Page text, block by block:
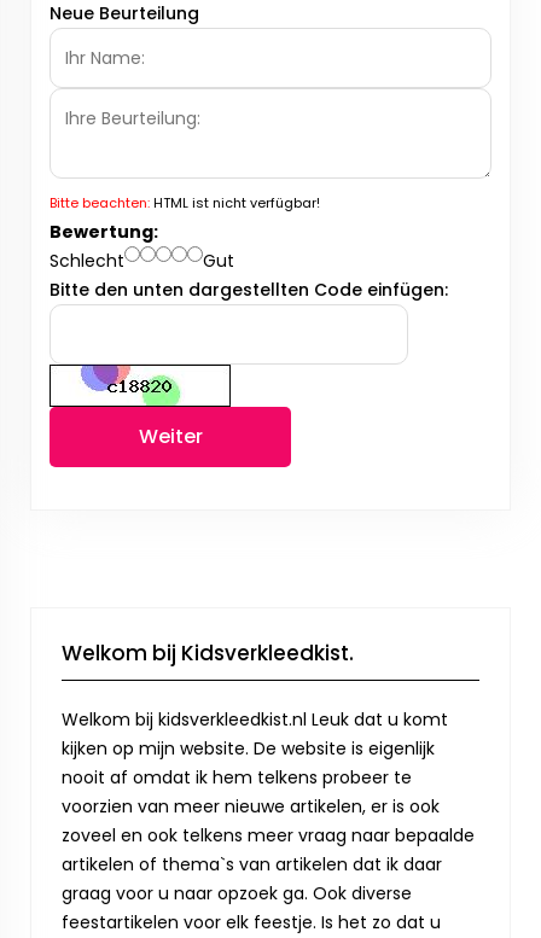
Neue Beurteilung
Bitte beachten:HTML ist nicht verfügbar!
Bewertung:
Schlecht
Gut
Bitte den unten dargestellten Code einfügen:
Weiter
Welkom bij Kidsverkleedkist.
Welkom bij kidsverkleedkist.nl Leuk dat u komt
kijken op mijn website. De website is eigenlijk
nooit af omdat ik hem telkens probeer te
voorzien van meer nieuwe artikelen, er is ook
zoveel en ook telkens meer vraag naar bepaalde
artikelen of thema`s van artikelen dat ik daar
graag voor u naar opzoek ga. Ook diverse
feestartikelen voor elk feestje. Is het zo dat u